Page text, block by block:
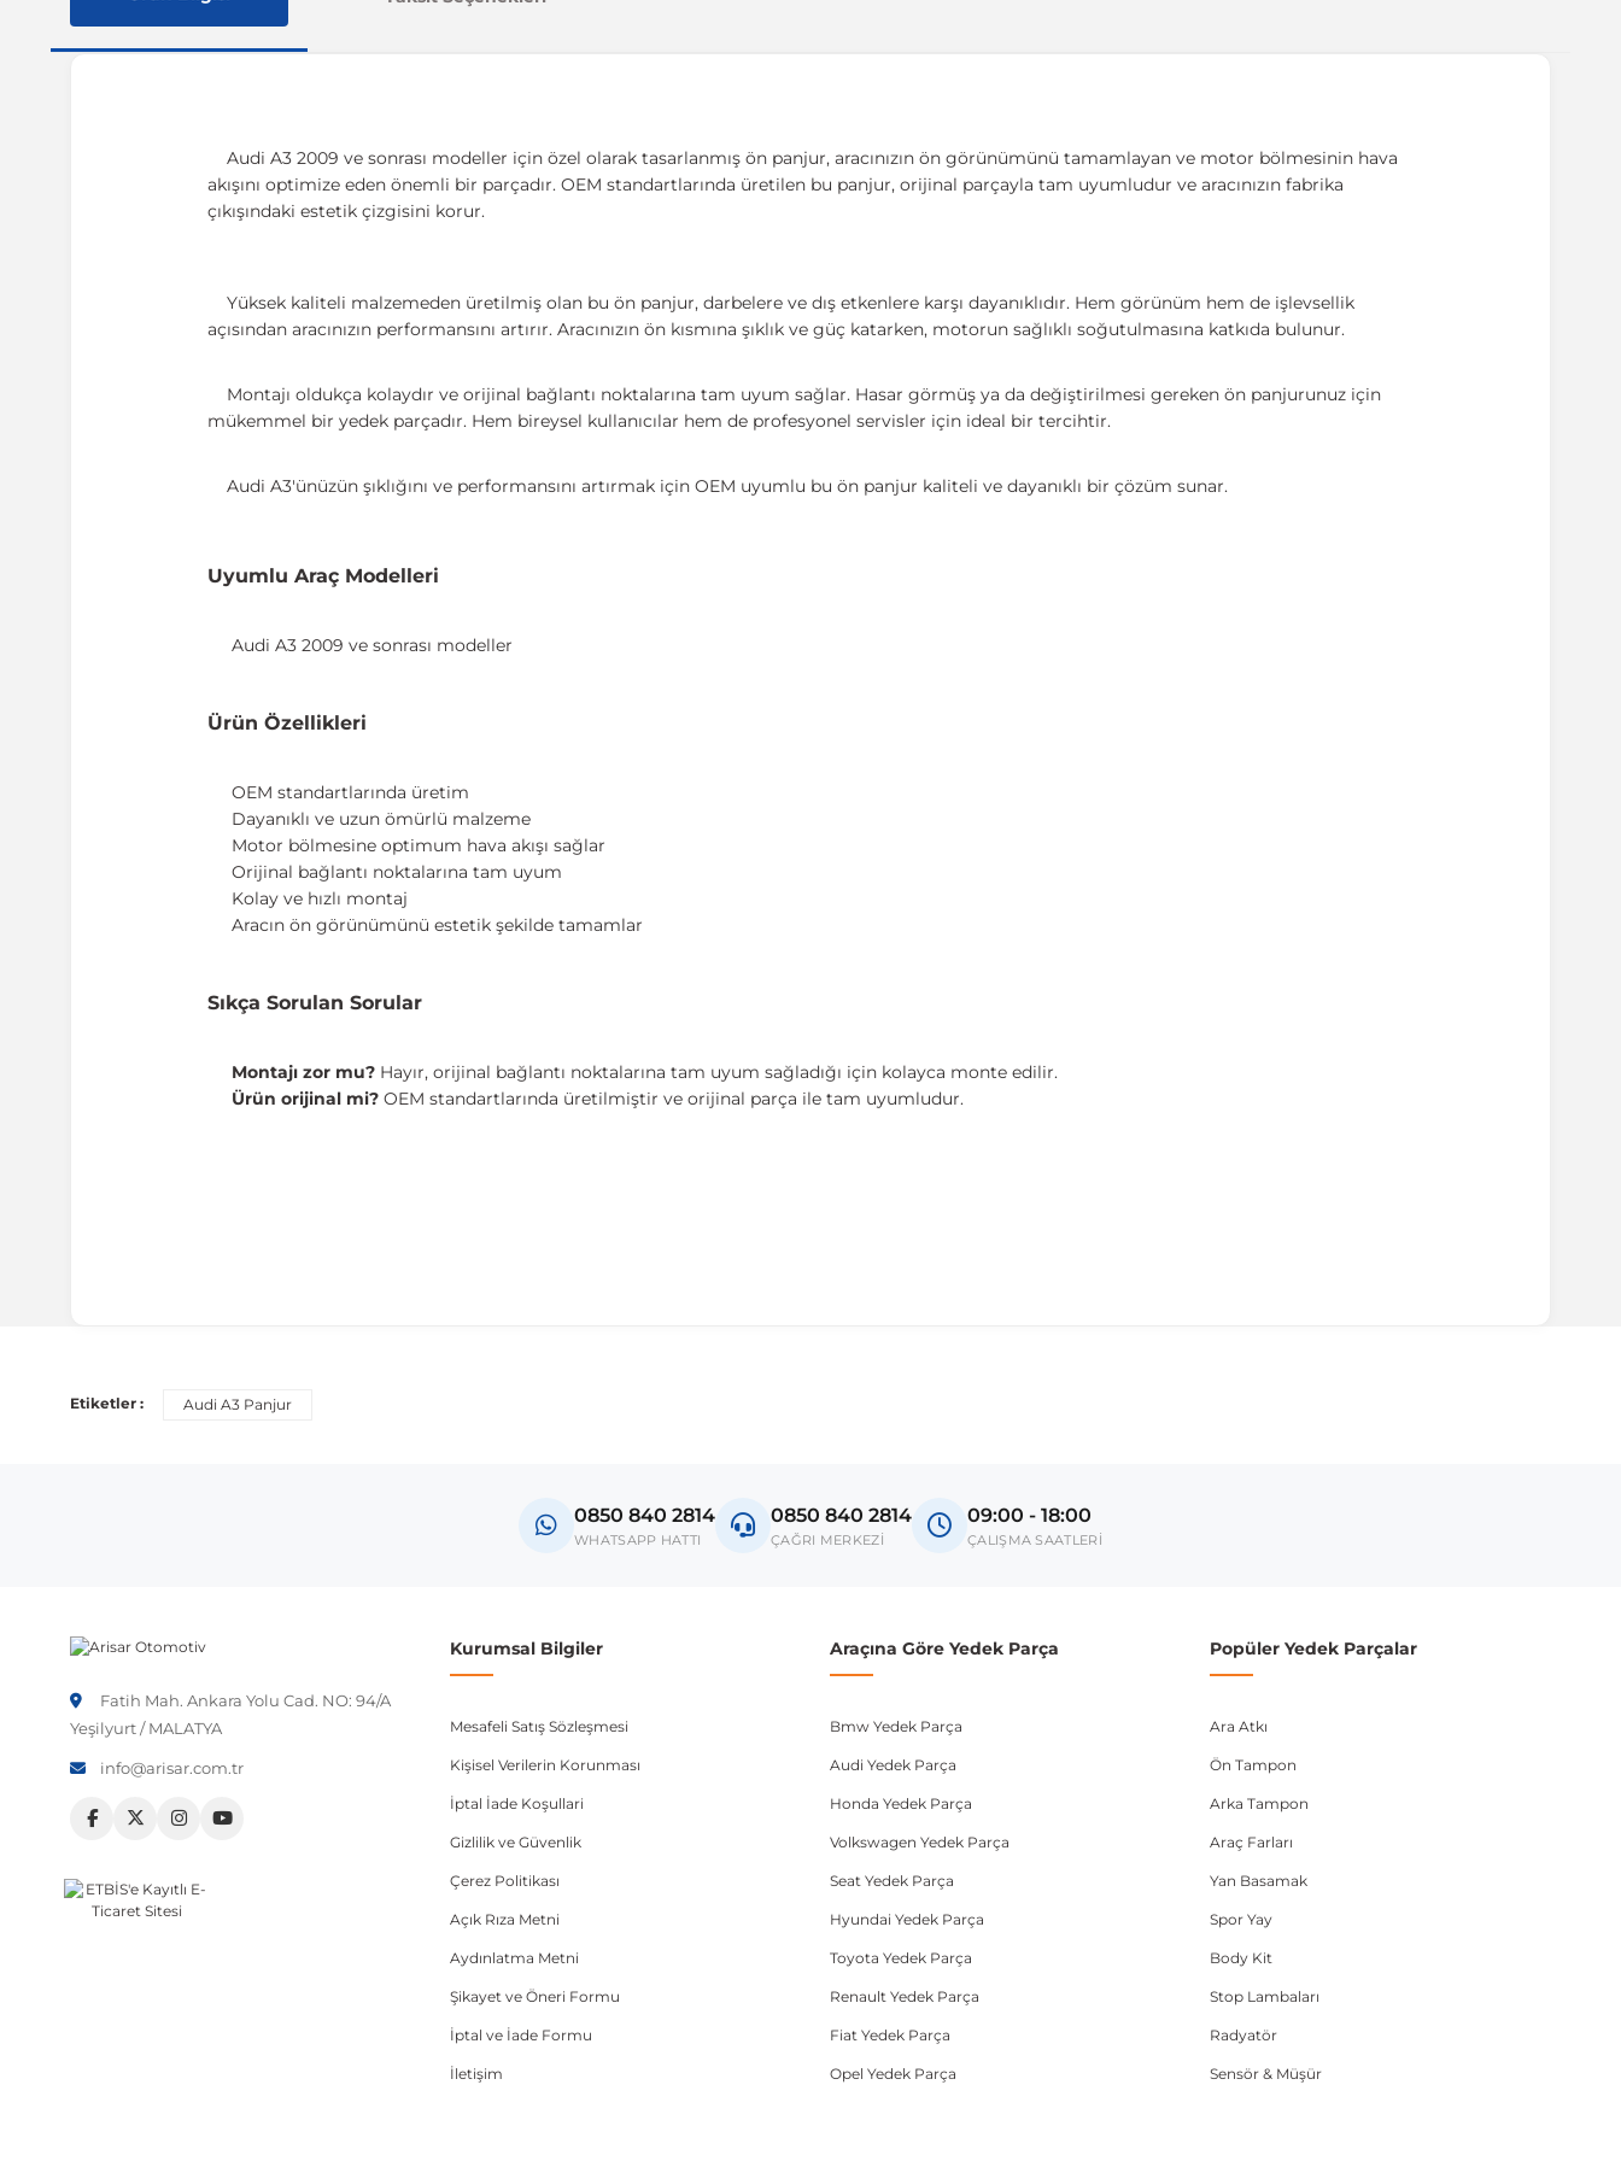
Audi A3 2009 ve sonrası modeller için özel olarak tasarlanmış ön panjur, aracınızın ön görünümünü tamamlayan ve motor bölmesinin hava
akışını optimize eden önemli bir parçadır. OEM standartlarında üretilen bu panjur, orijinal parçayla tam uyumludur ve aracınızın fabrika
çıkışındaki estetik çizgisini korur.
Yüksek kaliteli malzemeden üretilmiş olan bu ön panjur, darbelere ve dış etkenlere karşı dayanıklıdır. Hem görünüm hem de işlevsellik
açısından aracınızın performansını artırır. Aracınızın ön kısmına şıklık ve güç katarken, motorun sağlıklı soğutulmasına katkıda bulunur.
Montajı oldukça kolaydır ve orijinal bağlantı noktalarına tam uyum sağlar. Hasar görmüş ya da değiştirilmesi gereken ön panjurunuz için
mükemmel bir yedek parçadır. Hem bireysel kullanıcılar hem de profesyonel servisler için ideal bir tercihtir.
Audi A3'ünüzün şıklığını ve performansını artırmak için OEM uyumlu bu ön panjur kaliteli ve dayanıklı bir çözüm sunar.
Uyumlu Araç Modelleri
Audi A3 2009 ve sonrası modeller
Ürün Özellikleri
OEM standartlarında üretim
Dayanıklı ve uzun ömürlü malzeme
Motor bölmesine optimum hava akışı sağlar
Orijinal bağlantı noktalarına tam uyum
Kolay ve hızlı montaj
Aracın ön görünümünü estetik şekilde tamamlar
Sıkça Sorulan Sorular
Montajı zor mu? Hayır, orijinal bağlantı noktalarına tam uyum sağladığı için kolayca monte edilir.
Ürün orijinal mi? OEM standartlarında üretilmiştir ve orijinal parça ile tam uyumludur.
Etiketler : Audi A3 Panjur
0850 840 2814
WHATSAPP HATTI
0850 840 2814
ÇAĞRI MERKEZİ
09:00 - 18:00
ÇALIŞMA SAATLERİ
Fatih Mah. Ankara Yolu Cad. NO: 94/A
Yeşilyurt / MALATYA
info@arisar.com.tr
Kurumsal Bilgiler
Mesafeli Satış Sözleşmesi
Kişisel Verilerin Korunması
İptal İade Koşullari
Gizlilik ve Güvenlik
Çerez Politikası
Açık Rıza Metni
Aydınlatma Metni
Şikayet ve Öneri Formu
İptal ve İade Formu
İletişim
Araçına Göre Yedek Parça
Bmw Yedek Parça
Audi Yedek Parça
Honda Yedek Parça
Volkswagen Yedek Parça
Seat Yedek Parça
Hyundai Yedek Parça
Toyota Yedek Parça
Renault Yedek Parça
Fiat Yedek Parça
Opel Yedek Parça
Popüler Yedek Parçalar
Ara Atkı
Ön Tampon
Arka Tampon
Araç Farları
Yan Basamak
Spor Yay
Body Kit
Stop Lambaları
Radyatör
Sensör & Müşür